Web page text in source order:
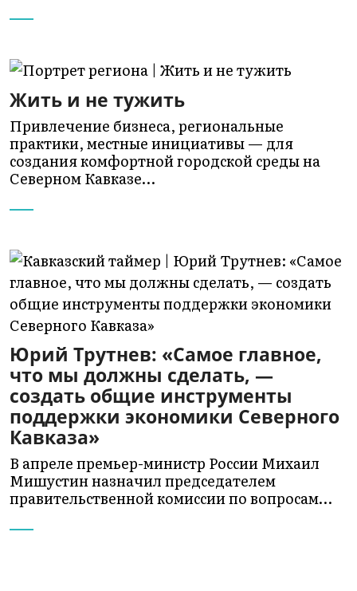
Жить и не тужить
Привлечение бизнеса, региональные
практики, местные инициативы — для
создания комфортной городской среды на
Северном Кавказе…
Юрий Трутнев: «Самое главное,
что мы должны сделать, —
создать общие инструменты
поддержки экономики Северного
Кавказа»
В апреле премьер-министр России Михаил
Мишустин назначил председателем
правительственной комиссии по вопросам…